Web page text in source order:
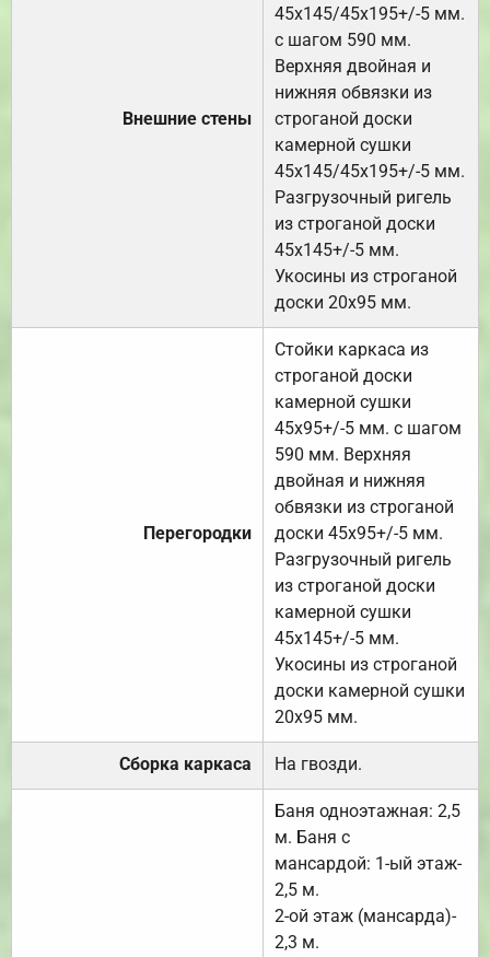
Внешние стены
45х145/45х195+/-5 мм.
с шагом 590 мм.
Верхняя двойная и
нижняя обвязки из
строганой доски
камерной сушки
45х145/45х195+/-5 мм.
Разгрузочный ригель
из строганой доски
45х145+/-5 мм.
Укосины из строганой
доски 20х95 мм.
Перегородки
Стойки каркаса из
строганой доски
камерной сушки
45х95+/-5 мм. с шагом
590 мм. Верхняя
двойная и нижняя
обвязки из строганой
доски 45х95+/-5 мм.
Разгрузочный ригель
из строганой доски
камерной сушки
45х145+/-5 мм.
Укосины из строганой
доски камерной сушки
20х95 мм.
Сборка каркаса На гвозди.
Баня одноэтажная: 2,5
м. Баня с
мансардой: 1-ый этаж-
2,5 м.
2-ой этаж (мансарда)-
2,3 м.